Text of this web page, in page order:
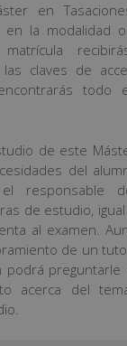
en
la modalidad
claves de
todo
de este
del
responsable
de estudio,
al examen.
de un
podrá preguntarle
acerca del